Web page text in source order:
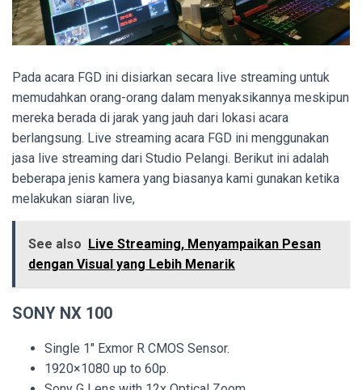
Pada acara FGD ini disiarkan secara live streaming untuk
memudahkan orang-orang dalam menyaksikannya meskipun
mereka berada di jarak yang jauh dari lokasi acara
berlangsung. Live streaming acara FGD ini menggunakan
jasa live streaming dari Studio Pelangi. Berikut ini adalah
beberapa jenis kamera yang biasanya kami gunakan ketika
melakukan siaran live,
See also
Live Streaming, Menyampaikan Pesan
dengan Visual yang Lebih Menarik
SONY NX 100
Single 1″ Exmor R CMOS Sensor.
1920×1080 up to 60p.